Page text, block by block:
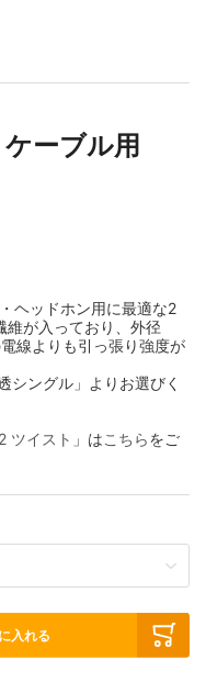
ーブル用
ヘッドホン用に最適な2
が入っており、 外径
線よりも引っ張り強度が
シングル」よりお選びく
ツイスト 」はこちらをご
入れる